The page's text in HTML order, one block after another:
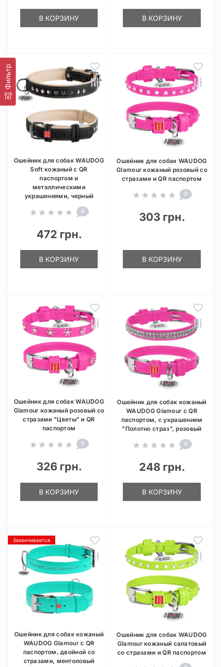
Фильтр
В КОРЗИНУ В КОРЗИНУ
Ошейник для собак WAUDOG
Soft кожаный с QR
паспортом и
металлическими
украшениями, черный
0
472 грн.
В КОРЗИНУ
Ошейник для собак WAUDOG
Glamour кожаный розовый со
стразами и QR паспортом
0
303 грн.
В КОРЗИНУ
Ошейник для собак WAUDOG
Glamour кожаный розовый со
стразами "Цветы" и QR
паспортом
0
326 грн.
В КОРЗИНУ
Ошейник для собак кожаный
WAUDOG Glamour с QR
паспортом, с украшением
"Полотно страз", розовый
0
248 грн.
В КОРЗИНУ
Заканчивается
Ошейник для собак кожаный
WAUDOG Glamour с QR
паспортом, двойной со
стразами, ментоловый
Ошейник для собак WAUDOG
Glamour кожаный салатовый
со стразами и QR паспортом